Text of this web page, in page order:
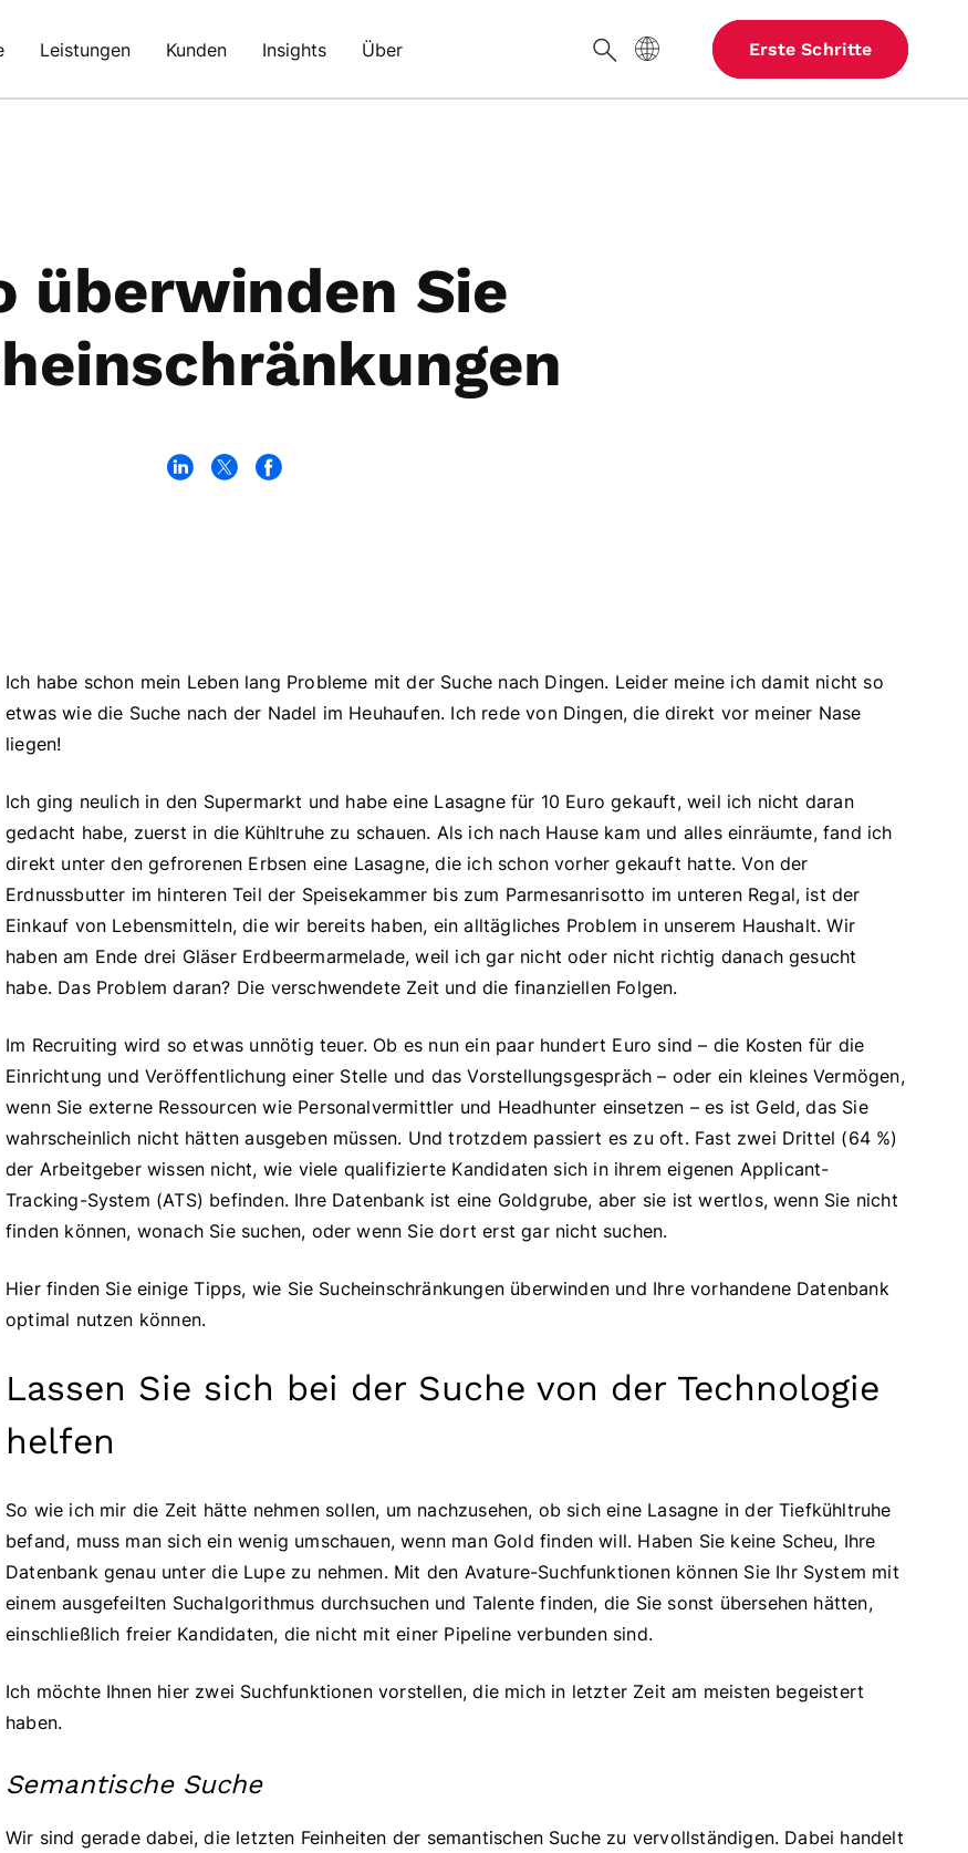
Leistungen Kunden Insights Über Suche Erste Schritte
überwinden Sie
Ich habe schon mein Leben lang Probleme mit der Suche nach Dingen. Leider meine ich damit nicht so
etwas wie die Suche nach der Nadel im Heuhaufen. Ich rede von Dingen, die direkt vor meiner Nase
liegen!
Ich ging neulich in den Supermarkt und habe eine Lasagne für 10 Euro gekauft, weil ich nicht daran
gedacht habe, zuerst in die Kühltruhe zu schauen. Als ich nach Hause kam und alles einräumte, fand ich
direkt unter den gefrorenen Erbsen eine Lasagne, die ich schon vorher gekauft hatte. Von der
Erdnussbutter im hinteren Teil der Speisekammer bis zum Parmesanrisotto im unteren Regal, ist der
Einkauf von Lebensmitteln, die wir bereits haben, ein alltägliches Problem in unserem Haushalt. Wir
haben am Ende drei Gläser Erdbeermarmelade, weil ich gar nicht oder nicht richtig danach gesucht
habe. Das Problem daran? Die verschwendete Zeit und die finanziellen Folgen.
Im Recruiting wird so etwas unnötig teuer. Ob es nun ein paar hundert Euro sind – die Kosten für die
Einrichtung und Veröffentlichung einer Stelle und das Vorstellungsgespräch – oder ein kleines Vermögen,
wenn Sie externe Ressourcen wie Personalvermittler und Headhunter einsetzen – es ist Geld, das Sie
wahrscheinlich nicht hätten ausgeben müssen. Und trotzdem passiert es zu oft. Fast zwei Drittel (64 %)
der Arbeitgeber wissen nicht, wie viele qualifizierte Kandidaten sich in ihrem eigenen Applicant-
Tracking-System (ATS) befinden. Ihre Datenbank ist eine Goldgrube, aber sie ist wertlos, wenn Sie nicht
finden können, wonach Sie suchen, oder wenn Sie dort erst gar nicht suchen.
Hier finden Sie einige Tipps, wie Sie Sucheinschränkungen überwinden und Ihre vorhandene Datenbank
optimal nutzen können.
Lassen Sie sich bei der Suche von der Technologie
helfen
So wie ich mir die Zeit hätte nehmen sollen, um nachzusehen, ob sich eine Lasagne in der Tiefkühltruhe
befand, muss man sich ein wenig umschauen, wenn man Gold finden will. Haben Sie keine Scheu, Ihre
Datenbank genau unter die Lupe zu nehmen. Mit den Avature-Suchfunktionen können Sie Ihr System mit
einem ausgefeilten Suchalgorithmus durchsuchen und Talente finden, die Sie sonst übersehen hätten,
einschließlich freier Kandidaten, die nicht mit einer Pipeline verbunden sind.
Ich möchte Ihnen hier zwei Suchfunktionen vorstellen, die mich in letzter Zeit am meisten begeistert
haben.
Semantische Suche
Wir sind gerade dabei, die letzten Feinheiten der semantischen Suche zu vervollständigen. Dabei handelt